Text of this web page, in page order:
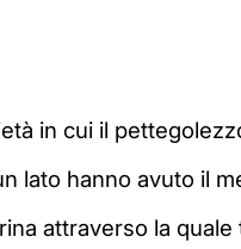
in cui il
lato hanno avuto il
attraverso la